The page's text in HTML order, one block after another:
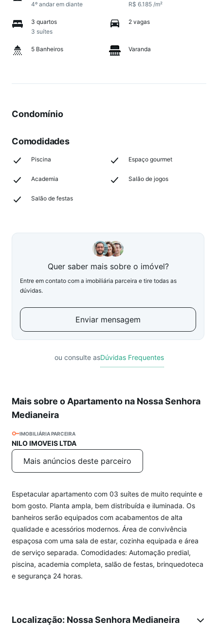
4º andar em diante
R$ 6.185 /m²
3 quartos
3 suítes
2 vagas
5 Banheiros Varanda
Condomínio
Comodidades
Piscina Espaço gourmet
Academia Salão de jogos
Salão de festas
Quer saber mais sobre o imóvel?
Entre em contato com a imobiliária parceira e tire todas as
dúvidas.
Enviar mensagem
ou consulte asDúvidas Frequentes
Mais sobre o Apartamento na Nossa Senhora
Medianeira
IMOBILIÁRIA PARCEIRA
NILO IMOVEIS LTDA
Mais anúncios deste parceiro
Espetacular apartamento com 03 suítes de muito requinte e
bom gosto. Planta ampla, bem distribuída e iluminada. Os
banheiros serão equipados com acabamentos de alta
qualidade e acessórios modernos. Área de convivência
espaçosa com uma sala de estar, cozinha equipada e área
de serviço separada. Comodidades: Automação predial,
piscina, academia completa, salão de festas, brinquedoteca
e segurança 24 horas.
Localização: Nossa Senhora Medianeira